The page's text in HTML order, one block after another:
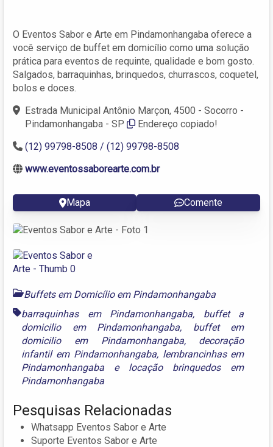
O Eventos Sabor e Arte em Pindamonhangaba oferece a
você serviço de buffet em domicílio como uma solução
prática para eventos de requinte, qualidade e bom gosto.
Salgados, barraquinhas, brinquedos, churrascos, coquetel,
bolos e doces.
Estrada Municipal Antônio Marçon, 4500 - Socorro -
Pindamonhangaba - SP
Endereço copiado!
(12) 99798-8508 / (12) 99798-8508
www.eventossaborearte.com.br
Mapa Comente
Buffets em Domicílio em Pindamonhangaba
barraquinhas em Pindamonhangaba, buffet a
domicilio em Pindamonhangaba, buffet em
domicilio em Pindamonhangaba, decoração
infantil em Pindamonhangaba, lembrancinhas em
Pindamonhangaba e locação brinquedos em
Pindamonhangaba
Pesquisas Relacionadas
Whatsapp Eventos Sabor e Arte
Suporte Eventos Sabor e Arte